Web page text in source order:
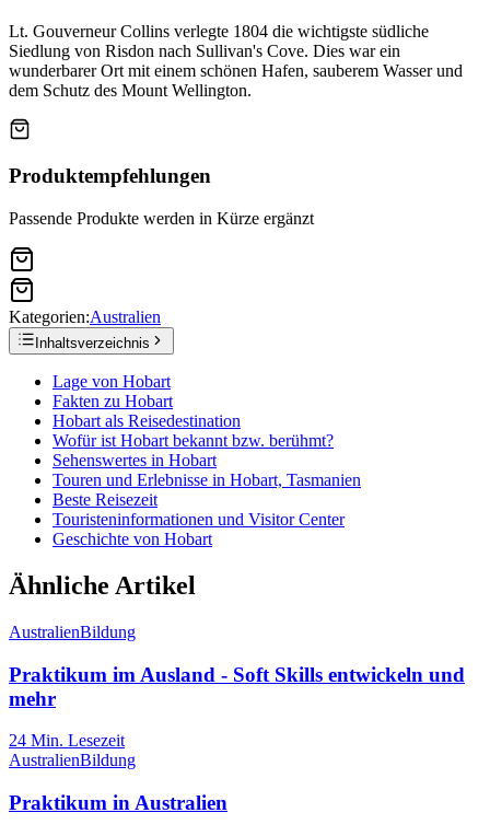
Lt. Gouverneur Collins verlegte 1804 die wichtigste südliche
Siedlung von Risdon nach Sullivan's Cove. Dies war ein
wunderbarer Ort mit einem schönen Hafen, sauberem Wasser und
dem Schutz des Mount Wellington.
Produktempfehlungen
Passende Produkte werden in Kürze ergänzt
Kategorien:Australien
Inhaltsverzeichnis
Lage von Hobart
Fakten zu Hobart
Hobart als Reisedestination
Wofür ist Hobart bekannt bzw. berühmt?
Sehenswertes in Hobart
Touren und Erlebnisse in Hobart, Tasmanien
Beste Reisezeit
Touristeninformationen und Visitor Center
Geschichte von Hobart
Ähnliche Artikel
AustralienBildung
Praktikum im Ausland - Soft Skills entwickeln und
mehr
24 Min. Lesezeit
AustralienBildung
Praktikum in Australien